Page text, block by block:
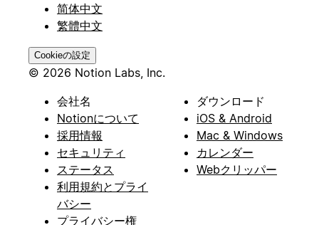
简体中文
繁體中文
Cookieの設定
© 2026 Notion Labs, Inc.
会社名
Notionについて
採用情報
セキュリティ
ステータス
利用規約とプライ
バシー
プライバシー権
ダウンロード
iOS & Android
Mac & Windows
カレンダー
Webクリッパー